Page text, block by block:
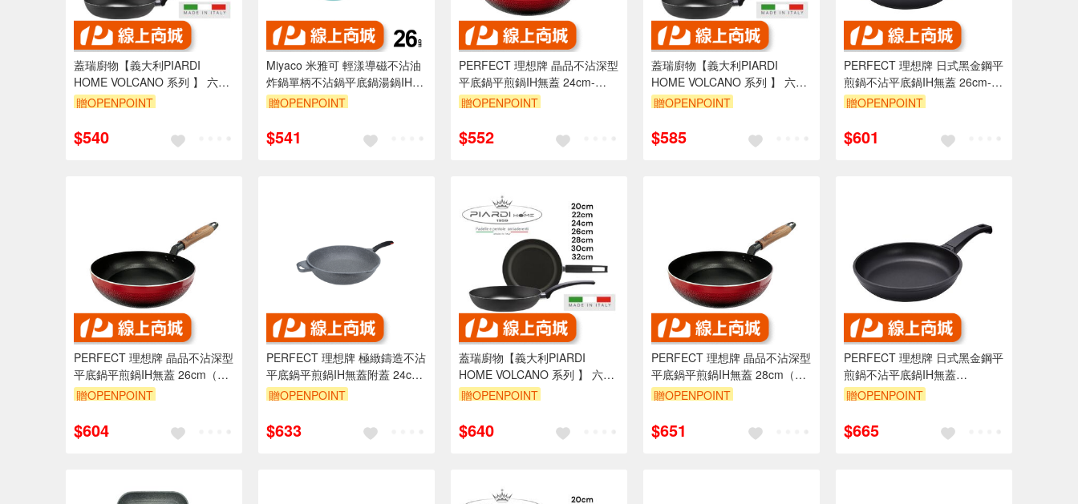
蓋瑞廚物【義大利PIARDI
HOME VOLCANO 系列 】 六款
厚度2mm (不可IH爐) 不沾鍋 義
贈OPENPOINT
$540
Miyaco 米雅可 輕漾導磁不沾油
炸鍋單柄不沾鍋平底鍋湯鍋IH
26cm-Leidea樂德兒
贈OPENPOINT
$541
PERFECT 理想牌 晶品不沾深型
平底鍋平煎鍋IH無蓋 24cm-
Leidea樂德兒
贈OPENPOINT
$552
蓋瑞廚物【義大利PIARDI
HOME VOLCANO 系列 】 六款
厚度2mm (不可IH爐) 不沾鍋 義
贈OPENPOINT
$585
PERFECT 理想牌 日式黑金鋼平
煎鍋不沾平底鍋IH無蓋 26cm-
Leidea樂德兒
贈OPENPOINT
$601
PERFECT 理想牌 晶品不沾深型
平底鍋平煎鍋IH無蓋 26cm（需
宅配）-Leidea樂德兒
贈OPENPOINT
$604
PERFECT 理想牌 極緻鑄造不沾
平底鍋平煎鍋IH無蓋附蓋 24cm
無蓋（拆把手可超商）-Leidea
贈OPENPOINT
$633
蓋瑞廚物【義大利PIARDI
HOME VOLCANO 系列 】 六款
厚度2mm (不可IH爐) 不沾鍋 義
贈OPENPOINT
$640
PERFECT 理想牌 晶品不沾深型
平底鍋平煎鍋IH無蓋 28cm（需
宅配）-Leidea樂德兒
贈OPENPOINT
$651
PERFECT 理想牌 日式黑金鋼平
煎鍋不沾平底鍋IH無蓋
28cm（店配把手自行組裝）-
贈OPENPOINT
$665